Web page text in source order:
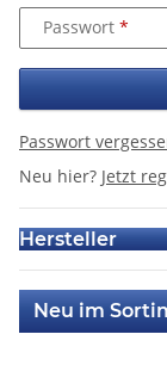
Passwort
Passwort
Neu hier? Jetzt
Hersteller
Neu im